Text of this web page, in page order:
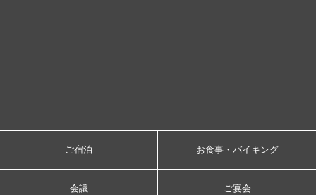
ご宿泊 お食事・バイキング
会議 ご宴会